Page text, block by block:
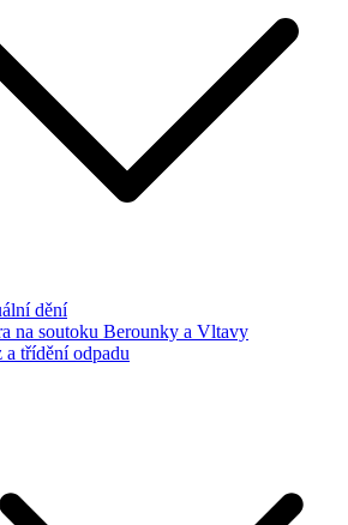
dění
na soutoku Berounky a Vltavy
a třídění odpadu